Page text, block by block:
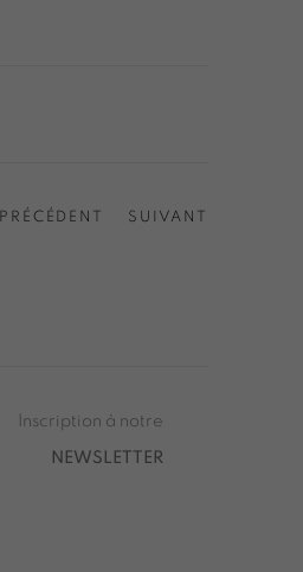
PRÉCÉDENT SUIVANT
Inscription à notre
NEWSLETTER